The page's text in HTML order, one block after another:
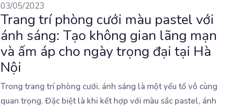
03/05/2023
Trang trí phòng cưới màu pastel với
ánh sáng: Tạo không gian lãng mạn
và ấm áp cho ngày trọng đại tại Hà
Nội
Trong trang trí phòng cưới, ánh sáng là một yếu tố vô cùng
quan trọng. Đặc biệt là khi kếthợp với màu sắc pastel, ánh